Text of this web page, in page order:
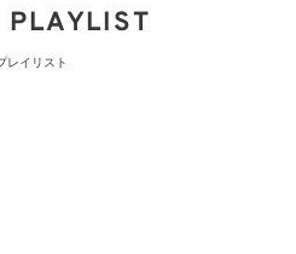
PLAYLIST
レイリスト